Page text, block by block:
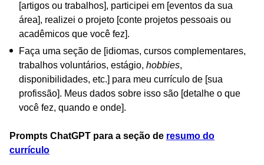
[artigos ou trabalhos], participei em [eventos da sua
área], realizei o projeto [conte projetos pessoais ou
acadêmicos que você fez].
Faça uma seção de [idiomas, cursos complementares,
trabalhos voluntários, estágio, hobbies,
disponibilidades, etc.] para meu currículo de [sua
profissão]. Meus dados sobre isso são [detalhe o que
você fez, quando e onde].
Prompts ChatGPT para a seção de resumo do
currículo